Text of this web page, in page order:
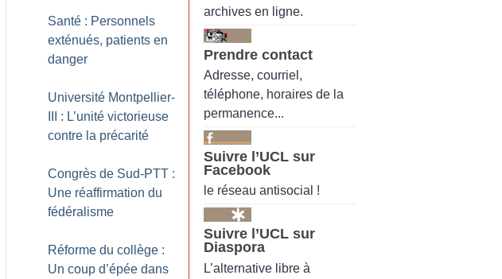
Santé : Personnels
exténués, patients en
danger
Université Montpellier-
III : L’unité victorieuse
contre la précarité
Congrès de Sud-PTT :
Une réaffirmation du
fédéralisme
Réforme du collège :
Un coup d’épée dans
archives en ligne.
Prendre contact
Adresse, courriel,
téléphone, horaires de la
permanence...
Suivre l’UCL sur
Facebook
le réseau antisocial !
Suivre l’UCL sur
Diaspora
L’alternative libre à